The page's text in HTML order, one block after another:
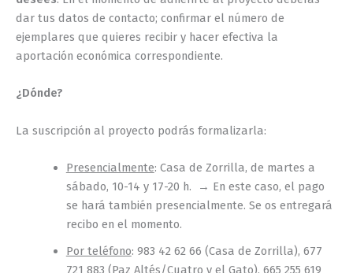
dar tus datos de contacto; confirmar el número de
ejemplares que quieres recibir y hacer efectiva la
aportación económica correspondiente.
¿Dónde?
La suscripción al proyecto podrás formalizarla:
Presencialmente: Casa de Zorrilla, de martes a
sábado, 10-14 y 17-20 h. → En este caso, el pago
se hará también presencialmente. Se os entregará
recibo en el momento.
Por teléfono: 983 42 62 66 (Casa de Zorrilla), 677
721 883 (Paz Altés/Cuatro y el Gato), 665 255 619